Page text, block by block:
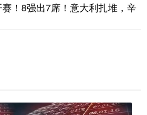
！8强出7席！意大利扎堆，辛